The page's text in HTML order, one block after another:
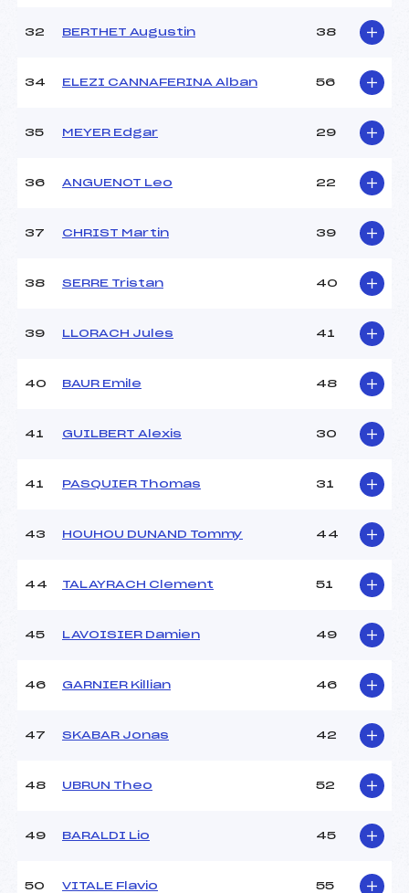
32 BERTHET Augustin 38
34 ELEZI CANNAFERINA Alban 56
35 MEYER Edgar 29
36 ANGUENOT Leo 22
37 CHRIST Martin 39
38 SERRE Tristan 40
39 LLORACH Jules 41
40 BAUR Emile 48
41 GUILBERT Alexis 30
41 PASQUIER Thomas 31
43 HOUHOU DUNAND Tommy 44
44 TALAYRACH Clement 51
45 LAVOISIER Damien 49
46 GARNIER Killian 46
47 SKABAR Jonas 42
48 UBRUN Theo 52
49 BARALDI Lio 45
50 VITALE Flavio 55